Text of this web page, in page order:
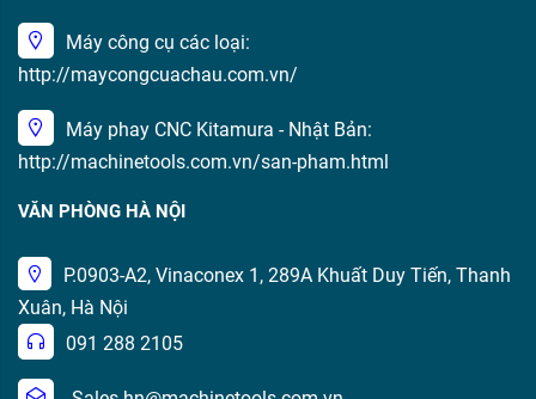
Máy công cụ các loại:
http://maycongcuachau.com.vn/
Máy phay CNC Kitamura - Nhật Bản:
http://machinetools.com.vn/san-pham.html
VĂN PHÒNG HÀ NỘI
P.0903-A2, Vinaconex 1, 289A Khuất Duy Tiến, Thanh
Xuân, Hà Nội
091 288 2105